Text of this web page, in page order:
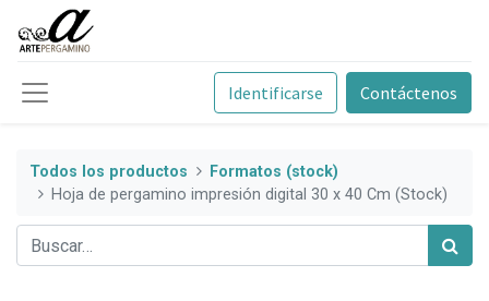
Identificarse Contáctenos
Todos los productos
Formatos (stock)
Hoja de pergamino impresión digital 30 x 40 Cm (Stock)